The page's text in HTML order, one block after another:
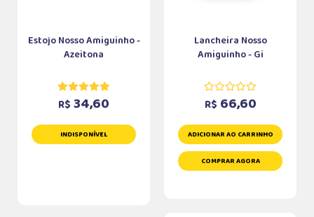
Estojo Nosso Amiguinho -
Azeitona
R$ 34,60
INDISPONÍVEL
Lancheira Nosso
Amiguinho - Gi
R$ 66,60
ADICIONAR AO CARRINHO
COMPRAR AGORA